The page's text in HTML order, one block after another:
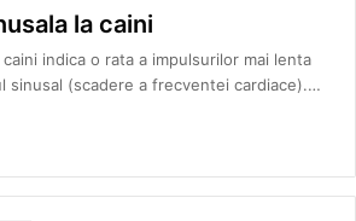
la caini
caini indica o rata a impulsurilor mai lenta
sinusal (scadere a frecventei cardiace).…